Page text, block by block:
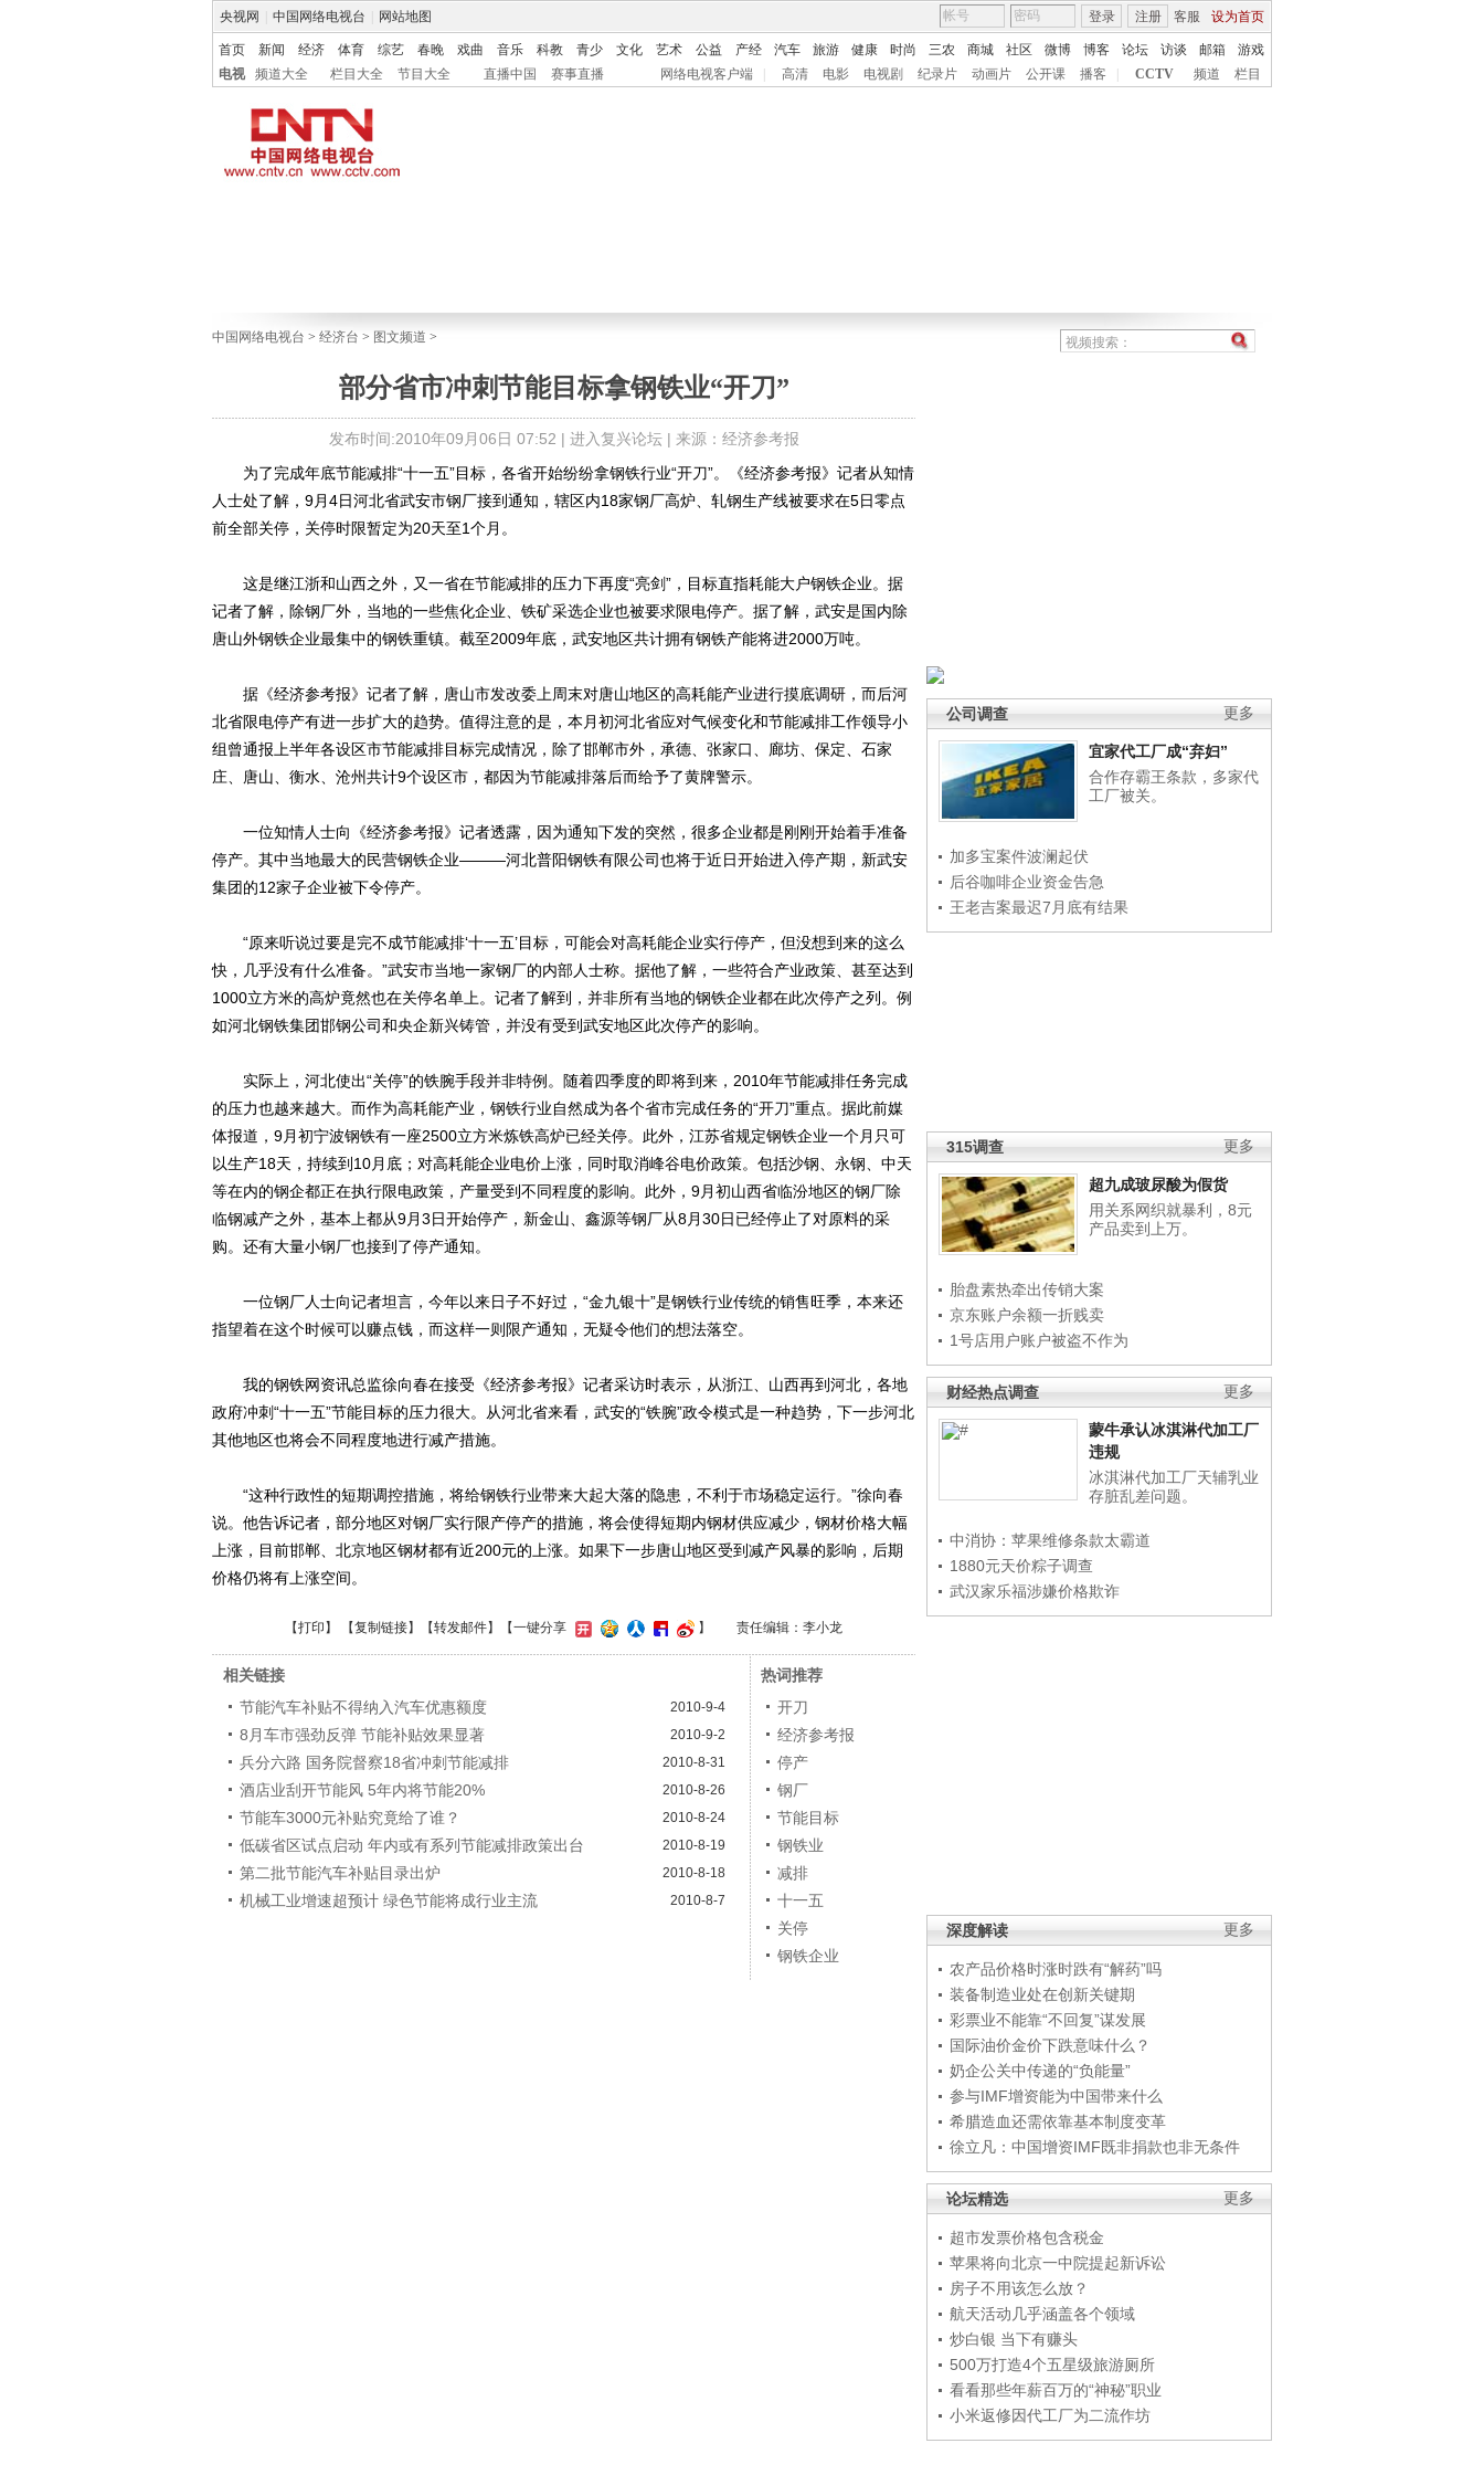
央视网 中国网络电视台 网站地图 客服 设为首页
登录 注册
首页 新闻 经济 体育 综艺 春晚 戏曲 音乐 科教 青少 文化 艺术 公益 产经 汽车 旅游 健康 时尚 三农 商城 社区 微博 博客 论坛 访谈 邮箱
游戏
电视
频道大全 栏目大全 节目大全 直播中国 赛事直播 网络电视客户端 高清 电影 电视剧 纪录片 动画片 公开课 播客 CCTV 频道 栏目
中国网络电视台 > 经济台 > 图文频道 >
部分省市冲刺节能目标拿钢铁业“开刀”
发布时间:2010年09月06日 07:52 | 进入复兴论坛| 来源：经济参考报
更多
公司调查
宜家代工厂成“弃妇”
合作存霸王条款，多家代
工厂被关。
加多宝案件波澜起伏
后谷咖啡企业资金告急
王老吉案最迟7月底有结果
更多
315调查
超九成玻尿酸为假货
用关系网织就暴利，8元
产品卖到上万。
胎盘素热牵出传销大案
京东账户余额一折贱卖
1号店用户账户被盗不作为
更多
财经热点调查
蒙牛承认冰淇淋代加工厂
违规
冰淇淋代加工厂天辅乳业
存脏乱差问题。
中消协：苹果维修条款太霸道
1880元天价粽子调查
武汉家乐福涉嫌价格欺诈
更多
深度解读
农产品价格时涨时跌有“解药”吗
装备制造业处在创新关键期
彩票业不能靠“不回复”谋发展
国际油价金价下跌意味什么？
奶企公关中传递的“负能量”
参与IMF增资能为中国带来什么
希腊造血还需依靠基本制度变革
徐立凡：中国增资IMF既非捐款也非无条件
更多
论坛精选
超市发票价格包含税金
苹果将向北京一中院提起新诉讼
房子不用该怎么放？
航天活动几乎涵盖各个领域
炒白银 当下有赚头
500万打造4个五星级旅游厕所
看看那些年薪百万的“神秘”职业
小米返修因代工厂为二流作坊
为了完成年底节能减排“十一五”目标，各省开始纷纷拿钢铁行业“开刀”。《经济参考报》记者从知情
人士处了解，9月4日河北省武安市钢厂接到通知，辖区内18家钢厂高炉、轧钢生产线被要求在5日零点
前全部关停，关停时限暂定为20天至1个月。
这是继江浙和山西之外，又一省在节能减排的压力下再度“亮剑”，目标直指耗能大户钢铁企业。据
记者了解，除钢厂外，当地的一些焦化企业、铁矿采选企业也被要求限电停产。据了解，武安是国内除
唐山外钢铁企业最集中的钢铁重镇。截至2009年底，武安地区共计拥有钢铁产能将进2000万吨。
据《经济参考报》记者了解，唐山市发改委上周末对唐山地区的高耗能产业进行摸底调研，而后河
北省限电停产有进一步扩大的趋势。值得注意的是，本月初河北省应对气候变化和节能减排工作领导小
组曾通报上半年各设区市节能减排目标完成情况，除了邯郸市外，承德、张家口、廊坊、保定、石家
庄、唐山、衡水、沧州共计9个设区市，都因为节能减排落后而给予了黄牌警示。
一位知情人士向《经济参考报》记者透露，因为通知下发的突然，很多企业都是刚刚开始着手准备
停产。其中当地最大的民营钢铁企业———河北普阳钢铁有限公司也将于近日开始进入停产期，新武安
集团的12家子企业被下令停产。
“原来听说过要是完不成节能减排‘十一五’目标，可能会对高耗能企业实行停产，但没想到来的这么
快，几乎没有什么准备。”武安市当地一家钢厂的内部人士称。据他了解，一些符合产业政策、甚至达到
1000立方米的高炉竟然也在关停名单上。记者了解到，并非所有当地的钢铁企业都在此次停产之列。例
如河北钢铁集团邯钢公司和央企新兴铸管，并没有受到武安地区此次停产的影响。
实际上，河北使出“关停”的铁腕手段并非特例。随着四季度的即将到来，2010年节能减排任务完成
的压力也越来越大。而作为高耗能产业，钢铁行业自然成为各个省市完成任务的“开刀”重点。据此前媒
体报道，9月初宁波钢铁有一座2500立方米炼铁高炉已经关停。此外，江苏省规定钢铁企业一个月只可
以生产18天，持续到10月底；对高耗能企业电价上涨，同时取消峰谷电价政策。包括沙钢、永钢、中天
等在内的钢企都正在执行限电政策，产量受到不同程度的影响。此外，9月初山西省临汾地区的钢厂除
临钢减产之外，基本上都从9月3日开始停产，新金山、鑫源等钢厂从8月30日已经停止了对原料的采
购。还有大量小钢厂也接到了停产通知。
一位钢厂人士向记者坦言，今年以来日子不好过，“金九银十”是钢铁行业传统的销售旺季，本来还
指望着在这个时候可以赚点钱，而这样一则限产通知，无疑令他们的想法落空。
我的钢铁网资讯总监徐向春在接受《经济参考报》记者采访时表示，从浙江、山西再到河北，各地
政府冲刺“十一五”节能目标的压力很大。从河北省来看，武安的“铁腕”政令模式是一种趋势，下一步河北
其他地区也将会不同程度地进行减产措施。
“这种行政性的短期调控措施，将给钢铁行业带来大起大落的隐患，不利于市场稳定运行。”徐向春
说。他告诉记者，部分地区对钢厂实行限产停产的措施，将会使得短期内钢材供应减少，钢材价格大幅
上涨，目前邯郸、北京地区钢材都有近200元的上涨。如果下一步唐山地区受到减产风暴的影响，后期
价格仍将有上涨空间。
【打印 】 【复制链接】【转发邮件】 【一键分享 】 责任编辑：李小龙
相关链接
节能汽车补贴不得纳入汽车优惠额度
2010-9-4
8月车市强劲反弹 节能补贴效果显著 2010-9-2
兵分六路 国务院督察18省冲刺节能减排 2010-8-31
酒店业刮开节能风 5年内将节能20% 2010-8-26
节能车3000元补贴究竟给了谁？ 2010-8-24
低碳省区试点启动 年内或有系列节能减排政策出台 2010-8-19
第二批节能汽车补贴目录出炉 2010-8-18
机械工业增速超预计 绿色节能将成行业主流 2010-8-7
热词推荐
开刀
经济参考报
停产
钢厂
节能目标
钢铁业
减排
十一五
关停
钢铁企业